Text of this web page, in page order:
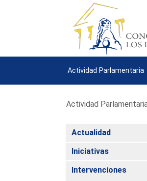
Actividad Parlamentaria
Actividad
Actualidad
Iniciativas
Intervenciones